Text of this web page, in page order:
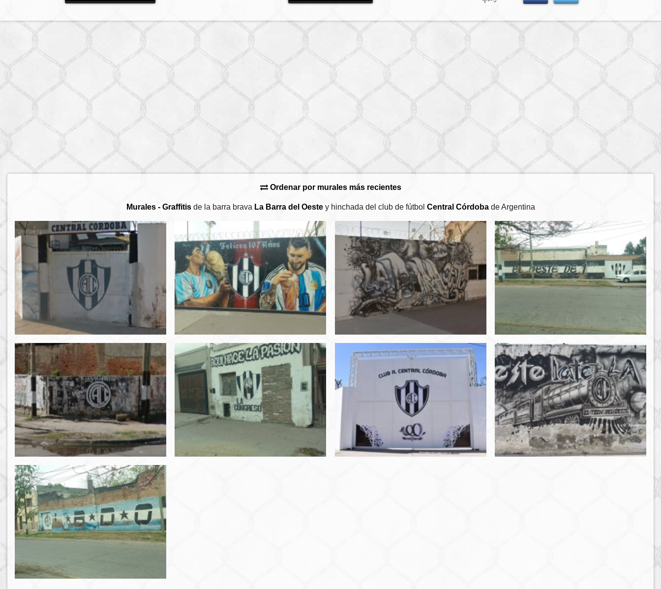
Ordenar por murales más recientes
Murales - Graffitisde la barra brava La Barra del Oestey hinchada del club de fútbol Central Córdobade Argentina